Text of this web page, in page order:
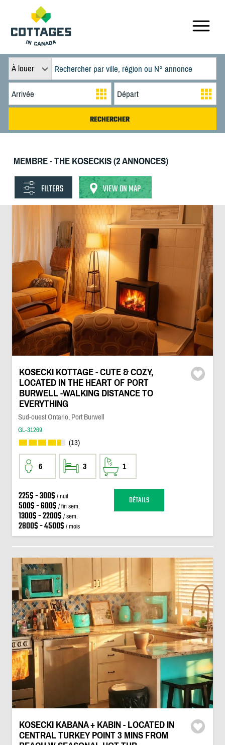
À louer
MEMBRE - THE KOSECKIS (2 ANNONCES)
FILTERS VIEW ON MAP
KOSECKI KOTTAGE - CUTE & COZY,
LOCATED IN THE HEART OF PORT
BURWELL -WALKING DISTANCE TO
EVERYTHING
Sud-ouest Ontario, Port Burwell
GL-31269
(13)
6 3 1
225$ - 300$ / nuit
500$ - 600$ / fin sem.
1300$ - 2200$ / sem.
2800$ - 4500$ / mois
DÉTAILS
KOSECKI KABANA + KABIN - LOCATED IN
CENTRAL TURKEY POINT 3 MINS FROM